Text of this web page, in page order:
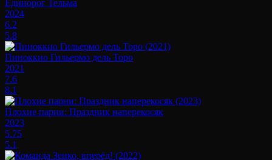
Единорог Тельма
2024
6.2
5.8
Пиноккио Гильермо дель Торо
2021
7.6
8.1
Плохие парни: Праздник наперекосяк
2023
5.75
5.1